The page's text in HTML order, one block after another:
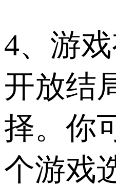
4、游
开放结
择。你
个游戏